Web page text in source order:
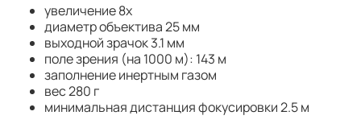
увеличение 8x
диаметр объектива 25 мм
выходной зрачок 3.1 мм
поле зрения (на 1000 м): 143 м
заполнение инертным газом
вес 280 г
минимальная дистанция фокусировки 2.5 м